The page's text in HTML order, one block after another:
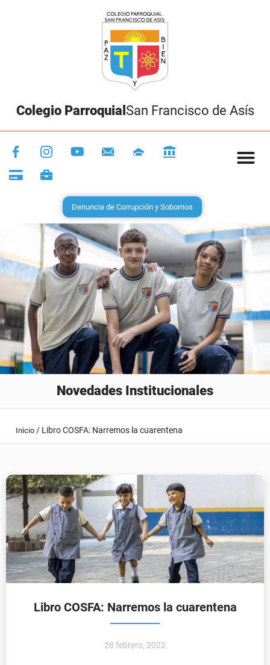
Colegio ParroquialSan Francisco de Asís
Novedades Institucionales
Libro COSFA: Narremos la cuarentena
Libro COSFA: Narremos la cuarentena
28 febrero, 2022
Para muchas personas significó la oportunidad de crear.